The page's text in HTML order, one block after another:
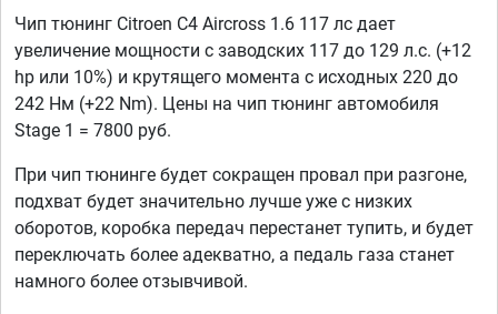
Чип тюнинг Citroen C4 Aircross 1.6 117 лс дает
увеличение мощности с заводских 117 до 129 л.с. (+12
hp или 10%) и крутящего момента с исходных 220 до
242 Нм (+22 Nm). Цены на чип тюнинг автомобиля
Stage 1 = 7800 руб.
При чип тюнинге будет сокращен провал при разгоне,
подхват будет значительно лучше уже с низких
оборотов, коробка передач перестанет тупить, и будет
переключать более адекватно, а педаль газа станет
намного более отзывчивой.